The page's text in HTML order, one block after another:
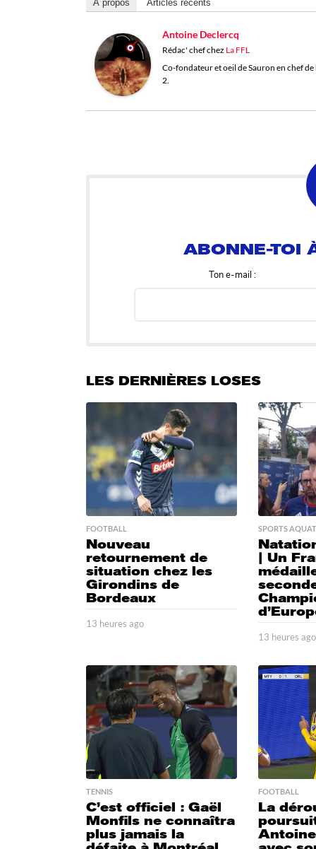
À propos Articles récents
Antoine Declercq
Rédac' chefchez La FFL
Co-fondateur et oeil de Sauron en chef de
2.
Ton e-mail :
LES DERNIÈRES LOSES
FOOTBALL
Nouveau
retournement de
situation chez les
Girondins de
Bordeaux
13 heures ago
e
u
r
e
s
a
o
SPORTS
| Un
13 heures ago
TENNIS
C’est officiel : Gaël
Monfils ne connaîtra
plus jamais la
FOOTBALL
La